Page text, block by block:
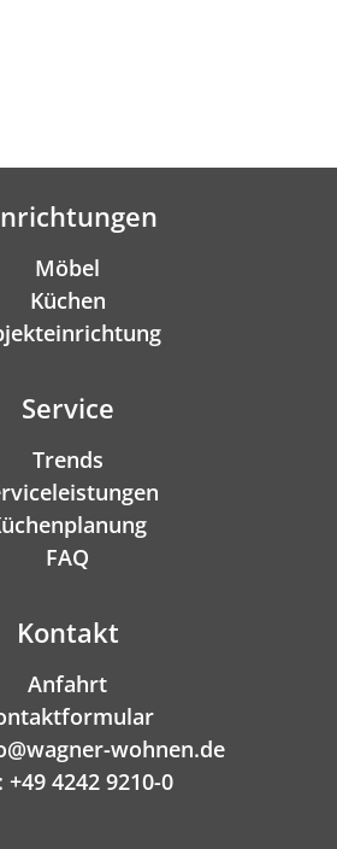
Möbel
Küchen
Service
Trends
FAQ
Kontakt
Anfahrt
wohnen.de
+49 4242 9210-0